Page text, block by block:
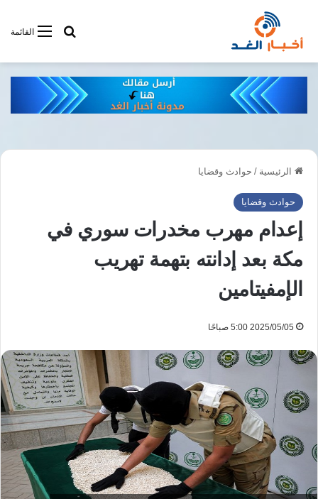
القائمةأبحت فى
الرئيسية / حوادث وقضايا
حوادث وقضايا
إعدام مهرب مخدرات سوري في
مكة بعد إدانته بتهمة تهريب
الإمفيتامين
2025/05/05 5:00 صباحًا